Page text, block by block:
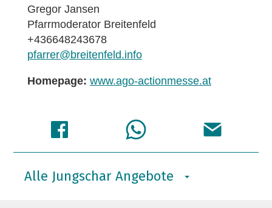
Gregor Jansen
Pfarrmoderator Breitenfeld
+436648243678
pfarrer@breitenfeld.info
Homepage: www.ago-actionmesse.at
Alle Jungschar Angebote